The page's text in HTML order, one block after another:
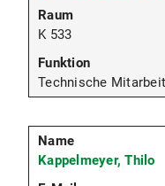
K 533
Technische
Kappelmeyer, Thilo